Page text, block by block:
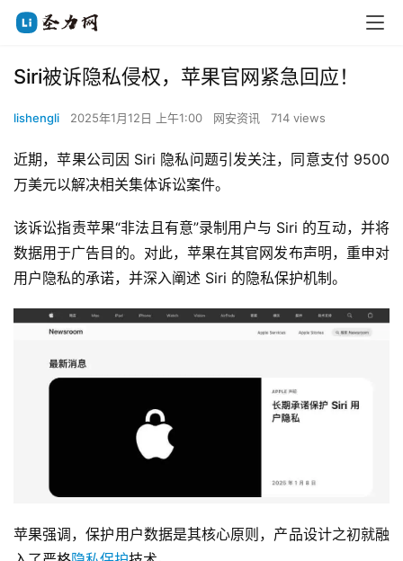
Siri被诉隐私侵权，苹果官网紧急回应！
lishengli 2025年1月12日 上午1:00 网安资讯 714 views
近期，苹果公司因 Siri 隐私问题引发关注，同意支付 9500
万美元以解决相关集体诉讼案件。
该诉讼指责苹果“非法且有意”录制用户与 Siri 的互动，并将
数据用于广告目的。对此，苹果在其官网发布声明，重申对
用户隐私的承诺，并深入阐述 Siri 的隐私保护机制。
苹果强调，保护用户数据是其核心原则，产品设计之初就融